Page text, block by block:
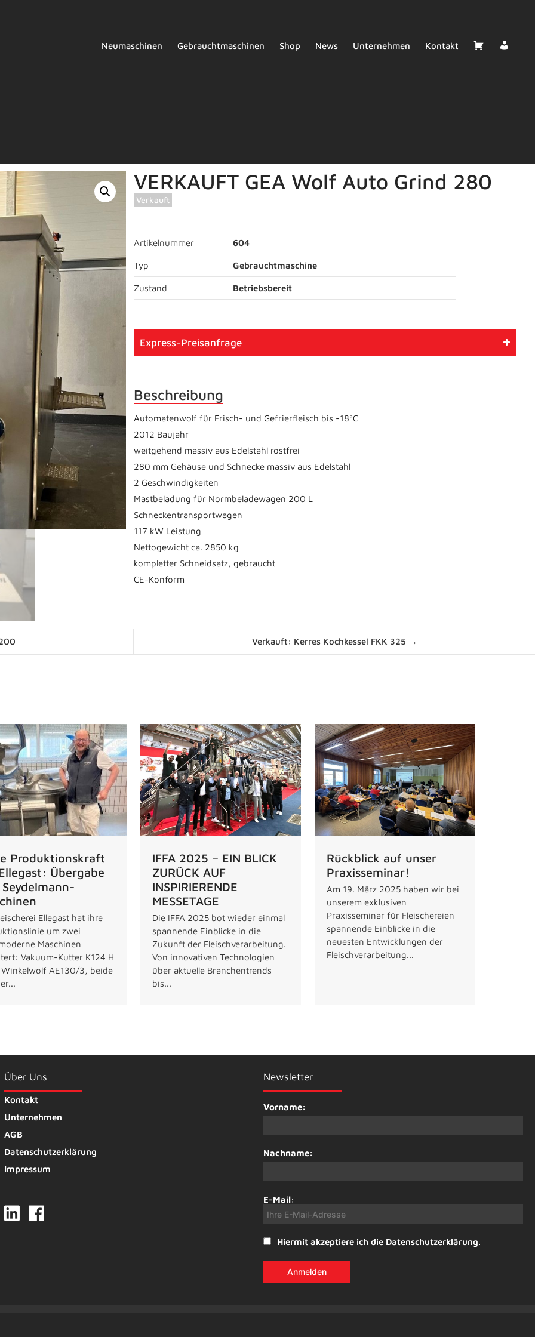
Neumaschinen Gebrauchtmaschinen Shop News Unternehmen Kontakt Cart
VERKAUFT GEA Wolf Auto Grind 280
Verkauft
Artikelnummer
Typ
Zustand
604
Gebrauchtmaschine
Betriebsbereit
Express-Preisanfrage
Beschreibung
Automatenwolf für Frisch- und Gefrierfleisch bis -18°C
2012 Baujahr
weitgehend massiv aus Edelstahl rostfrei
280 mm Gehäuse und Schnecke massiv aus Edelstahl
2 Geschwindigkeiten
Mastbeladung für Normbeladewagen 200 L
Schneckentransportwagen
117 kW Leistung
Nettogewicht ca. 2850 kg
kompletter Schneidsatz, gebraucht
CE-Konform
navigation
Verkauft: Kerres Kochkessel FKK 325 →
Produktionskraft
Übergabe
Ellegast hat ihre
um zwei
Maschinen
Vakuum-Kutter K124 H
Winkelwolf AE130/3, beide
IFFA 2025 – EIN BLICK
ZURÜCK AUF
INSPIRIERENDE
MESSETAGE
Die IFFA 2025 bot wieder einmal
spannende Einblicke in die
Zukunft der Fleischverarbeitung.
Von innovativen Technologien
über aktuelle Branchentrends
bis...
Rückblick auf unser
Praxisseminar!
Am 19. März 2025 haben wir bei
unserem exklusiven
Praxisseminar für Fleischereien
spannende Einblicke in die
neuesten Entwicklungen der
Fleischverarbeitung...
Über Uns
Kontakt
Unternehmen
AGB
Datenschutzerklärung
Impressum
Newsletter
Vorname:
Nachname:
E-Mail:
Hiermit akzeptiere ich die Datenschutzerklärung.